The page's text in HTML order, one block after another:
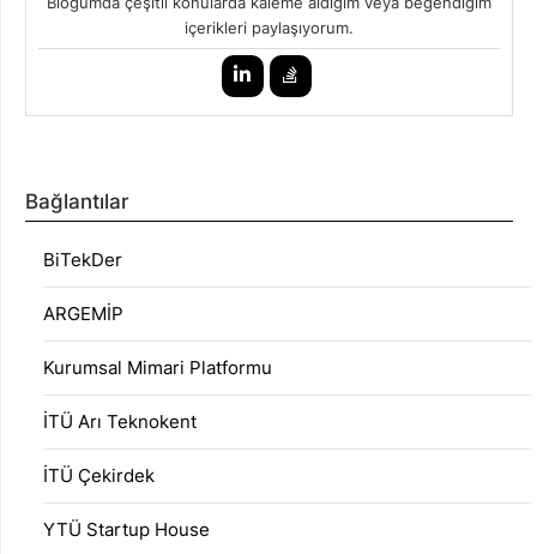
içerikleri paylaşıyorum.
Bağlantılar
BiTekDer
ARGEMİP
Kurumsal Mimari Platformu
İTÜ Arı Teknokent
İTÜ Çekirdek
YTÜ Startup House